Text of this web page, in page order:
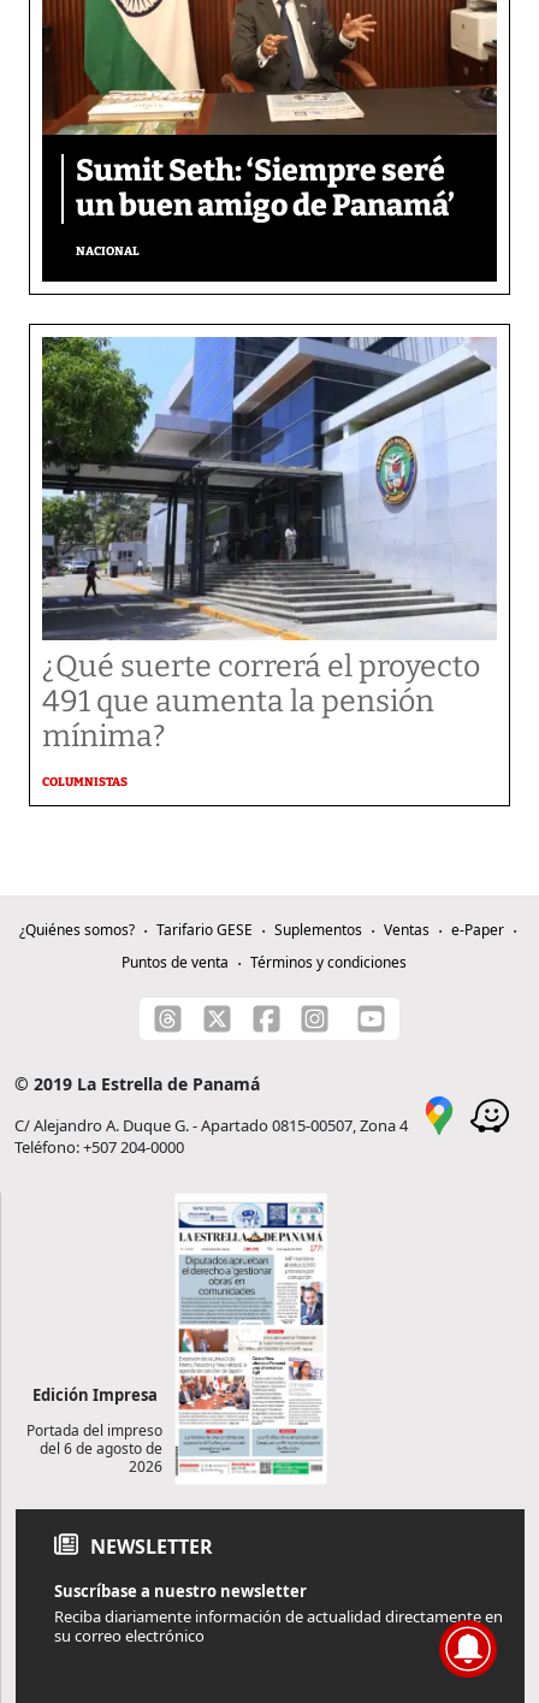
Sumit Seth: ‘Siempre seré
un buen amigo de Panamá’
NACIONAL
¿Qué suerte correrá el proyecto
491 que aumenta la pensión
mínima?
COLUMNISTAS
¿Quiénes somos? Tarifario GESE Suplementos Ventas
e-Paper
Puntos de venta
Términos y condiciones
© 2019 La Estrella de Panamá
C/ Alejandro A. Duque G. - Apartado 0815-00507, Zona 4
Teléfono: +507 204-0000
Edición Impresa
Portada del impreso
del 6 de agosto de
2026
NEWSLETTER
Suscríbase a nuestro newsletter
Reciba diariamente información de actualidad directamente en
su correo electrónico